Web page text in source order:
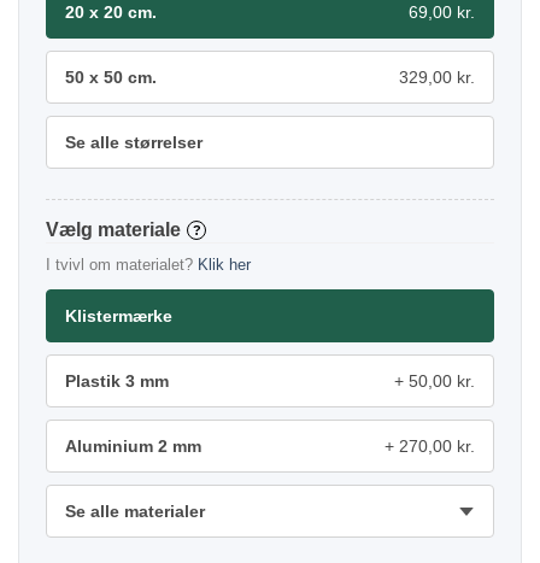
20 x 20 cm. 69,00 kr.
50 x 50 cm. 329,00 kr.
Se alle størrelser
materiale ?
I tvivl om materialet? Klik her
Klistermærke
Plastik 3 mm 50,00 kr.
Aluminium 2 mm 270,00 kr.
Se alle materialer